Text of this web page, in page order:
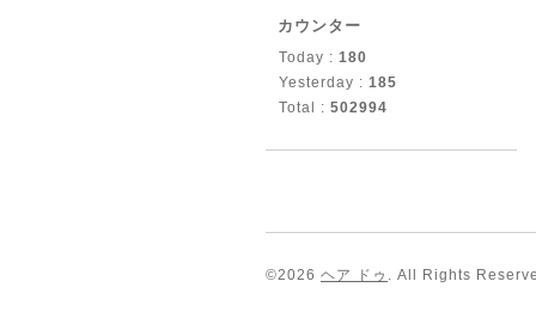
カウンター
Today : 180
Yesterday : 185
Total : 502994
©2026 ヘア ドゥ . All Rights